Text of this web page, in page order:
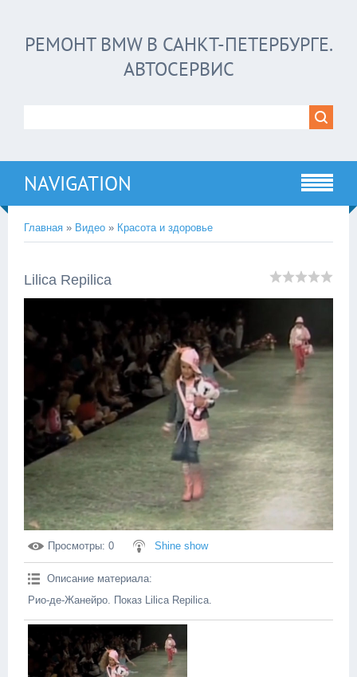
РЕМОНТ BMW В САНКТ-ПЕТЕРБУРГЕ.
АВТОСЕРВИС
NAVIGATION
Главная » Видео » Красота и здоровье
Lilica Repilica
Просмотры: 0 Shine show
Описание материала:
Рио-де-Жанейро. Показ Lilica Repilica.